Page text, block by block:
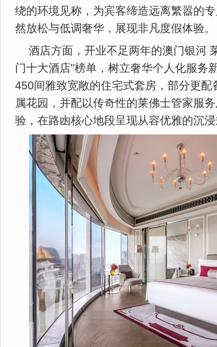
绕的环境见称，为宾客缔造远离繁嚣的
然放松与低调奢华，展现非凡度假体验。
酒店方面，开业不足两年的澳门银河
门十大酒店"榜单，树立奢华个人化服务
450间雅致宽敞的住宅式套房，部分更配
属花园，并配以传奇性的莱佛士管家服
验，在路凼核心地段呈现从容优雅的沉